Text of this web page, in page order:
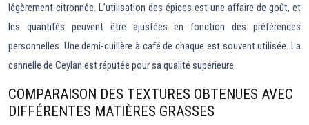
légèrement citronnée. L’utilisation des épices est une affaire de goût, et
les quantités peuvent être ajustées en fonction des préférences
personnelles. Une demi-cuillère à café de chaque est souvent utilisée. La
cannelle de Ceylan est réputée pour sa qualité supérieure.
COMPARAISON DES TEXTURES OBTENUES AVEC
DIFFÉRENTES MATIÈRES GRASSES